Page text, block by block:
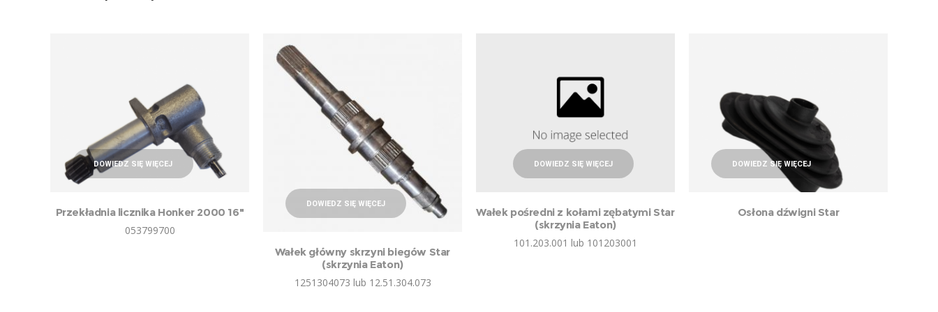
DOWIEDZ SIĘ WIĘCEJ
Przekładnia licznika Honker 2000 16″
053799700
DOWIEDZ SIĘ WIĘCEJ
Wałek główny skrzyni biegów Star
(skrzynia Eaton)
1251304073 lub 12.51.304.073
DOWIEDZ SIĘ WIĘCEJ
Wałek pośredni z kołami zębatymi Star
(skrzynia Eaton)
101.203.001 lub 101203001
DOWIEDZ SIĘ WIĘCEJ
Osłona dźwigni Star